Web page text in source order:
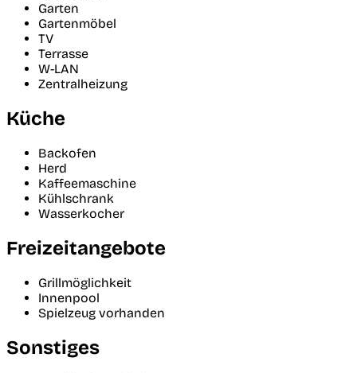
Garten
Gartenmöbel
TV
Terrasse
W-LAN
Zentralheizung
Küche
Backofen
Herd
Kaffeemaschine
Kühlschrank
Wasserkocher
Freizeitangebote
Grillmöglichkeit
Innenpool
Spielzeug vorhanden
Sonstiges